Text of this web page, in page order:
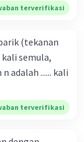
terverifikasi
(tekanan
semula,
adalah ...... kali
terverifikasi